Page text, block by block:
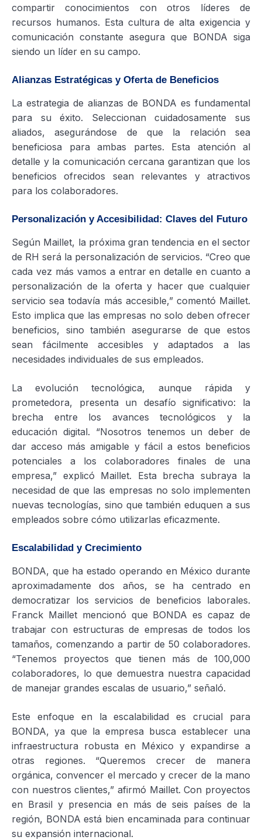
compartir conocimientos con otros líderes de
recursos humanos. Esta cultura de alta exigencia y
comunicación constante asegura que BONDA siga
siendo un líder en su campo.
Alianzas Estratégicas y Oferta de Beneficios
La estrategia de alianzas de BONDA es fundamental
para su éxito. Seleccionan cuidadosamente sus
aliados, asegurándose de que la relación sea
beneficiosa para ambas partes. Esta atención al
detalle y la comunicación cercana garantizan que los
beneficios ofrecidos sean relevantes y atractivos
para los colaboradores.
Personalización y Accesibilidad: Claves del Futuro
Según Maillet, la próxima gran tendencia en el sector
de RH será la personalización de servicios. “Creo que
cada vez más vamos a entrar en detalle en cuanto a
personalización de la oferta y hacer que cualquier
servicio sea todavía más accesible,” comentó Maillet.
Esto implica que las empresas no solo deben ofrecer
beneficios, sino también asegurarse de que estos
sean fácilmente accesibles y adaptados a las
necesidades individuales de sus empleados.
La evolución tecnológica, aunque rápida y
prometedora, presenta un desafío significativo: la
brecha entre los avances tecnológicos y la
educación digital. “Nosotros tenemos un deber de
dar acceso más amigable y fácil a estos beneficios
potenciales a los colaboradores finales de una
empresa,” explicó Maillet. Esta brecha subraya la
necesidad de que las empresas no solo implementen
nuevas tecnologías, sino que también eduquen a sus
empleados sobre cómo utilizarlas eficazmente.
Escalabilidad y Crecimiento
BONDA, que ha estado operando en México durante
aproximadamente dos años, se ha centrado en
democratizar los servicios de beneficios laborales.
Franck Maillet mencionó que BONDA es capaz de
trabajar con estructuras de empresas de todos los
tamaños, comenzando a partir de 50 colaboradores.
“Tenemos proyectos que tienen más de 100,000
colaboradores, lo que demuestra nuestra capacidad
de manejar grandes escalas de usuario,” señaló.
Este enfoque en la escalabilidad es crucial para
BONDA, ya que la empresa busca establecer una
infraestructura robusta en México y expandirse a
otras regiones. “Queremos crecer de manera
orgánica, convencer el mercado y crecer de la mano
con nuestros clientes,” afirmó Maillet. Con proyectos
en Brasil y presencia en más de seis países de la
región, BONDA está bien encaminada para continuar
su expansión internacional.